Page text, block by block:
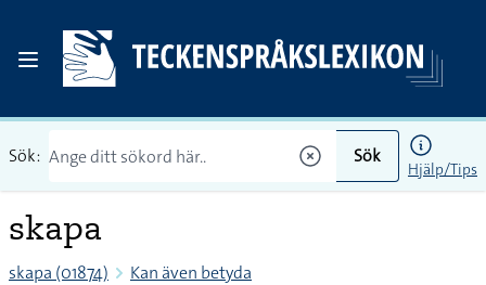
Sök: Sök
Hjälp/Tips
skapa
skapa (01874) Kan även betyda